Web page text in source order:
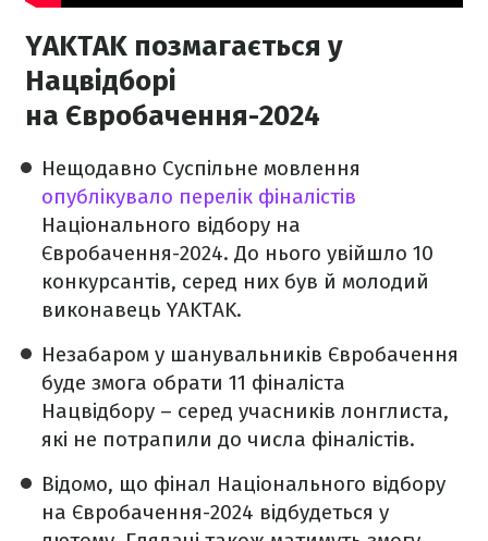
YAKTAK позмагається у
Нацвідборі
на Євробачення-2024
Нещодавно Суспільне мовлення
опублікувало перелік фіналістів
Національного відбору на
Євробачення-2024. До нього увійшло 10
конкурсантів, серед них був й молодий
виконавець YAKTAK.
Незабаром у шанувальників Євробачення
буде змога обрати 11 фіналіста
Нацвідбору – серед учасників лонглиста,
які не потрапили до числа фіналістів.
Відомо, що фінал Національного відбору
на Євробачення-2024 відбудеться у